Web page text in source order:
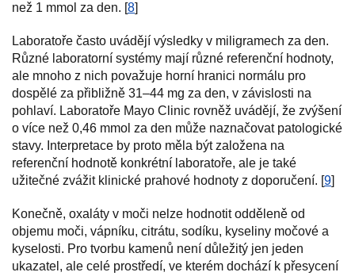
než 1 mmol za den. [8]
Laboratoře často uvádějí výsledky v miligramech za den.
Různé laboratorní systémy mají různé referenční hodnoty,
ale mnoho z nich považuje horní hranici normálu pro
dospělé za přibližně 31–44 mg za den, v závislosti na
pohlaví. Laboratoře Mayo Clinic rovněž uvádějí, že zvýšení
o více než 0,46 mmol za den může naznačovat patologické
stavy. Interpretace by proto měla být založena na
referenční hodnotě konkrétní laboratoře, ale je také
užitečné zvážit klinické prahové hodnoty z doporučení. [9]
Konečně, oxaláty v moči nelze hodnotit odděleně od
objemu moči, vápníku, citrátu, sodíku, kyseliny močové a
kyselosti. Pro tvorbu kamenů není důležitý jen jeden
ukazatel, ale celé prostředí, ve kterém dochází k přesycení